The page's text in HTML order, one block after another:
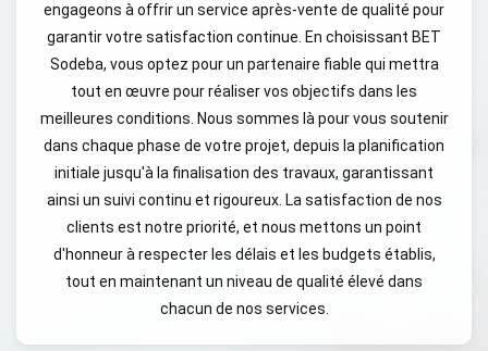
engageons à offrir un service après-vente de qualité pour
garantir votre satisfaction continue. En choisissant BET
Sodeba, vous optez pour un partenaire fiable qui mettra
tout en œuvre pour réaliser vos objectifs dans les
meilleures conditions. Nous sommes là pour vous soutenir
dans chaque phase de votre projet, depuis la planification
initiale jusqu'à la finalisation des travaux, garantissant
ainsi un suivi continu et rigoureux. La satisfaction de nos
clients est notre priorité, et nous mettons un point
d'honneur à respecter les délais et les budgets établis,
tout en maintenant un niveau de qualité élevé dans
chacun de nos services.